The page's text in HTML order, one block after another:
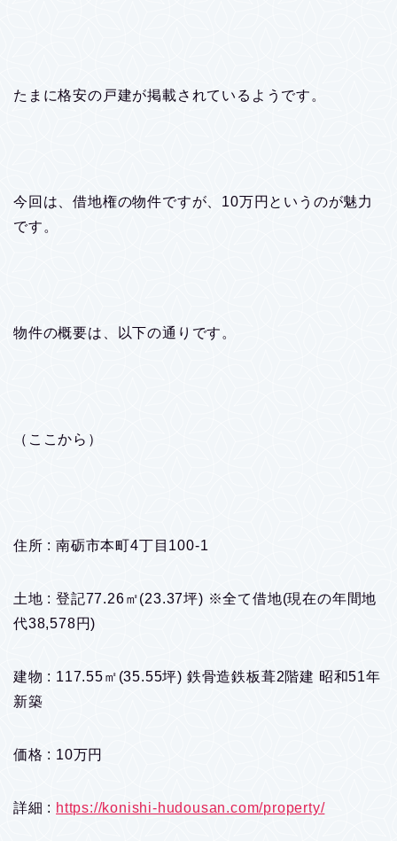
たまに格安の戸建が掲載されているようです。
今回は、借地権の物件ですが、10万円というのが魅力
です。
物件の概要は、以下の通りです。
（ここから）
住所 : 南砺市本町4丁目100-1
土地 : 登記77.26㎡(23.37坪) ※全て借地(現在の年間地
代38,578円)
建物 : 117.55㎡(35.55坪) 鉄骨造鉄板葺2階建 昭和51年
新築
価格 : 10万円
詳細 : https://konishi-hudousan.com/property/